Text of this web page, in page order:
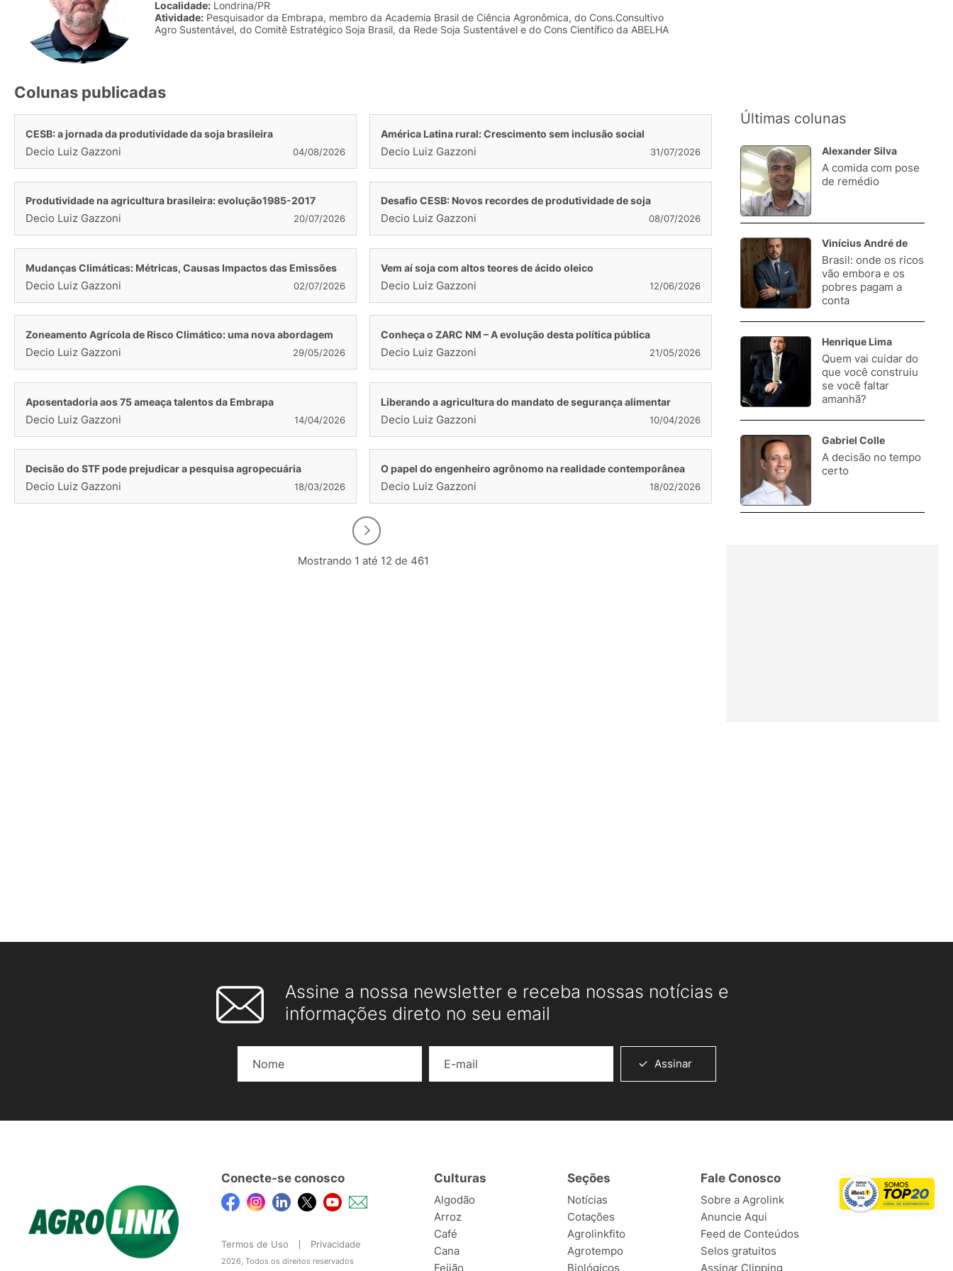
Localidade:Londrina/PR
Atividade:Pesquisador da Embrapa, membro da Academia Brasil de Ciência Agronômica, do Cons.Consultivo
Agro Sustentável, do Comitê Estratégico Soja Brasil, da Rede Soja Sustentável e do Cons Científico da ABELHA
Colunas publicadas
CESB: a jornada da produtividade da soja brasileira
Decio Luiz Gazzoni 04/08/2026
América Latina rural: Crescimento sem inclusão social
Decio Luiz Gazzoni 31/07/2026
Produtividade na agricultura brasileira: evolução1985-2017
Decio Luiz Gazzoni 20/07/2026
Desafio CESB: Novos recordes de produtividade de soja
Decio Luiz Gazzoni 08/07/2026
Mudanças Climáticas: Métricas, Causas Impactos das Emissões
Decio Luiz Gazzoni 02/07/2026
Vem aí soja com altos teores de ácido oleico
Decio Luiz Gazzoni 12/06/2026
Zoneamento Agrícola de Risco Climático: uma nova abordagem
Decio Luiz Gazzoni 29/05/2026
Conheça o ZARC NM – A evolução desta política pública
Decio Luiz Gazzoni 21/05/2026
Aposentadoria aos 75 ameaça talentos da Embrapa
Decio Luiz Gazzoni 14/04/2026
Liberando a agricultura do mandato de segurança alimentar
Decio Luiz Gazzoni 10/04/2026
Decisão do STF pode prejudicar a pesquisa agropecuária
Decio Luiz Gazzoni 18/03/2026
O papel do engenheiro agrônomo na realidade contemporânea
Decio Luiz Gazzoni 18/02/2026
Mostrando 1 até 12 de 461
Últimas colunas
1.
Alexander Silva
A comida com pose
de remédio
Vinícius André de
Brasil: onde os ricos
vão embora e os
pobres pagam a
conta
Henrique Lima
Quem vai cuidar do
que você construiu
se você faltar
amanhã?
Gabriel Colle
A decisão no tempo
certo
Assine a nossa newsletter e receba nossas notícias e
informações direto no seu email
Assinar
Conecte-se conosco
Termos de Uso Privacidade
2026, Todos os direitos reservados
Culturas
Algodão
Arroz
Café
Cana
Feijão
Seções
Notícias
Cotações
Agrolinkfito
Agrotempo
Biológicos
Fale Conosco
Sobre a Agrolink
Anuncie Aqui
Feed de Conteúdos
Selos gratuitos
Assinar Clipping